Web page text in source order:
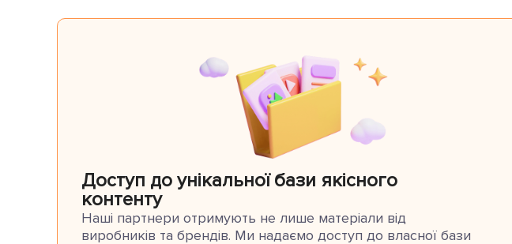
Доступ до унікальної бази якісного
контенту
Наші партнери отримують не лише матеріали від
виробників та брендів. Ми надаємо доступ до власної бази